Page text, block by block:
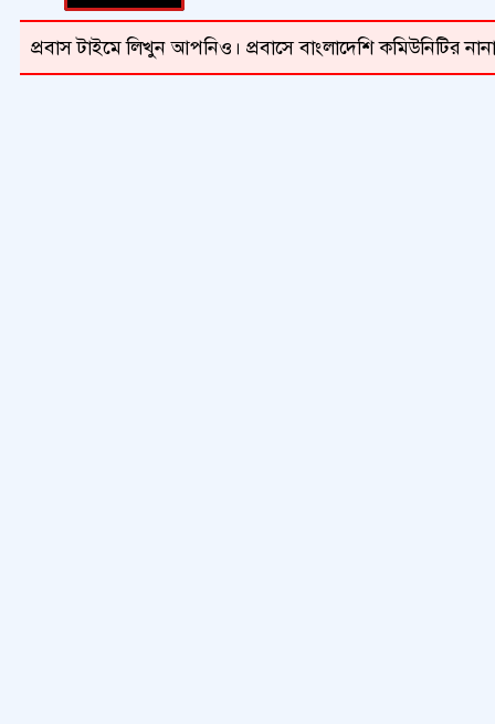
প্রবাস টাইমে লিখুন আপনিও। প্রবাসে বাংলাদেশি কমিউনিটির